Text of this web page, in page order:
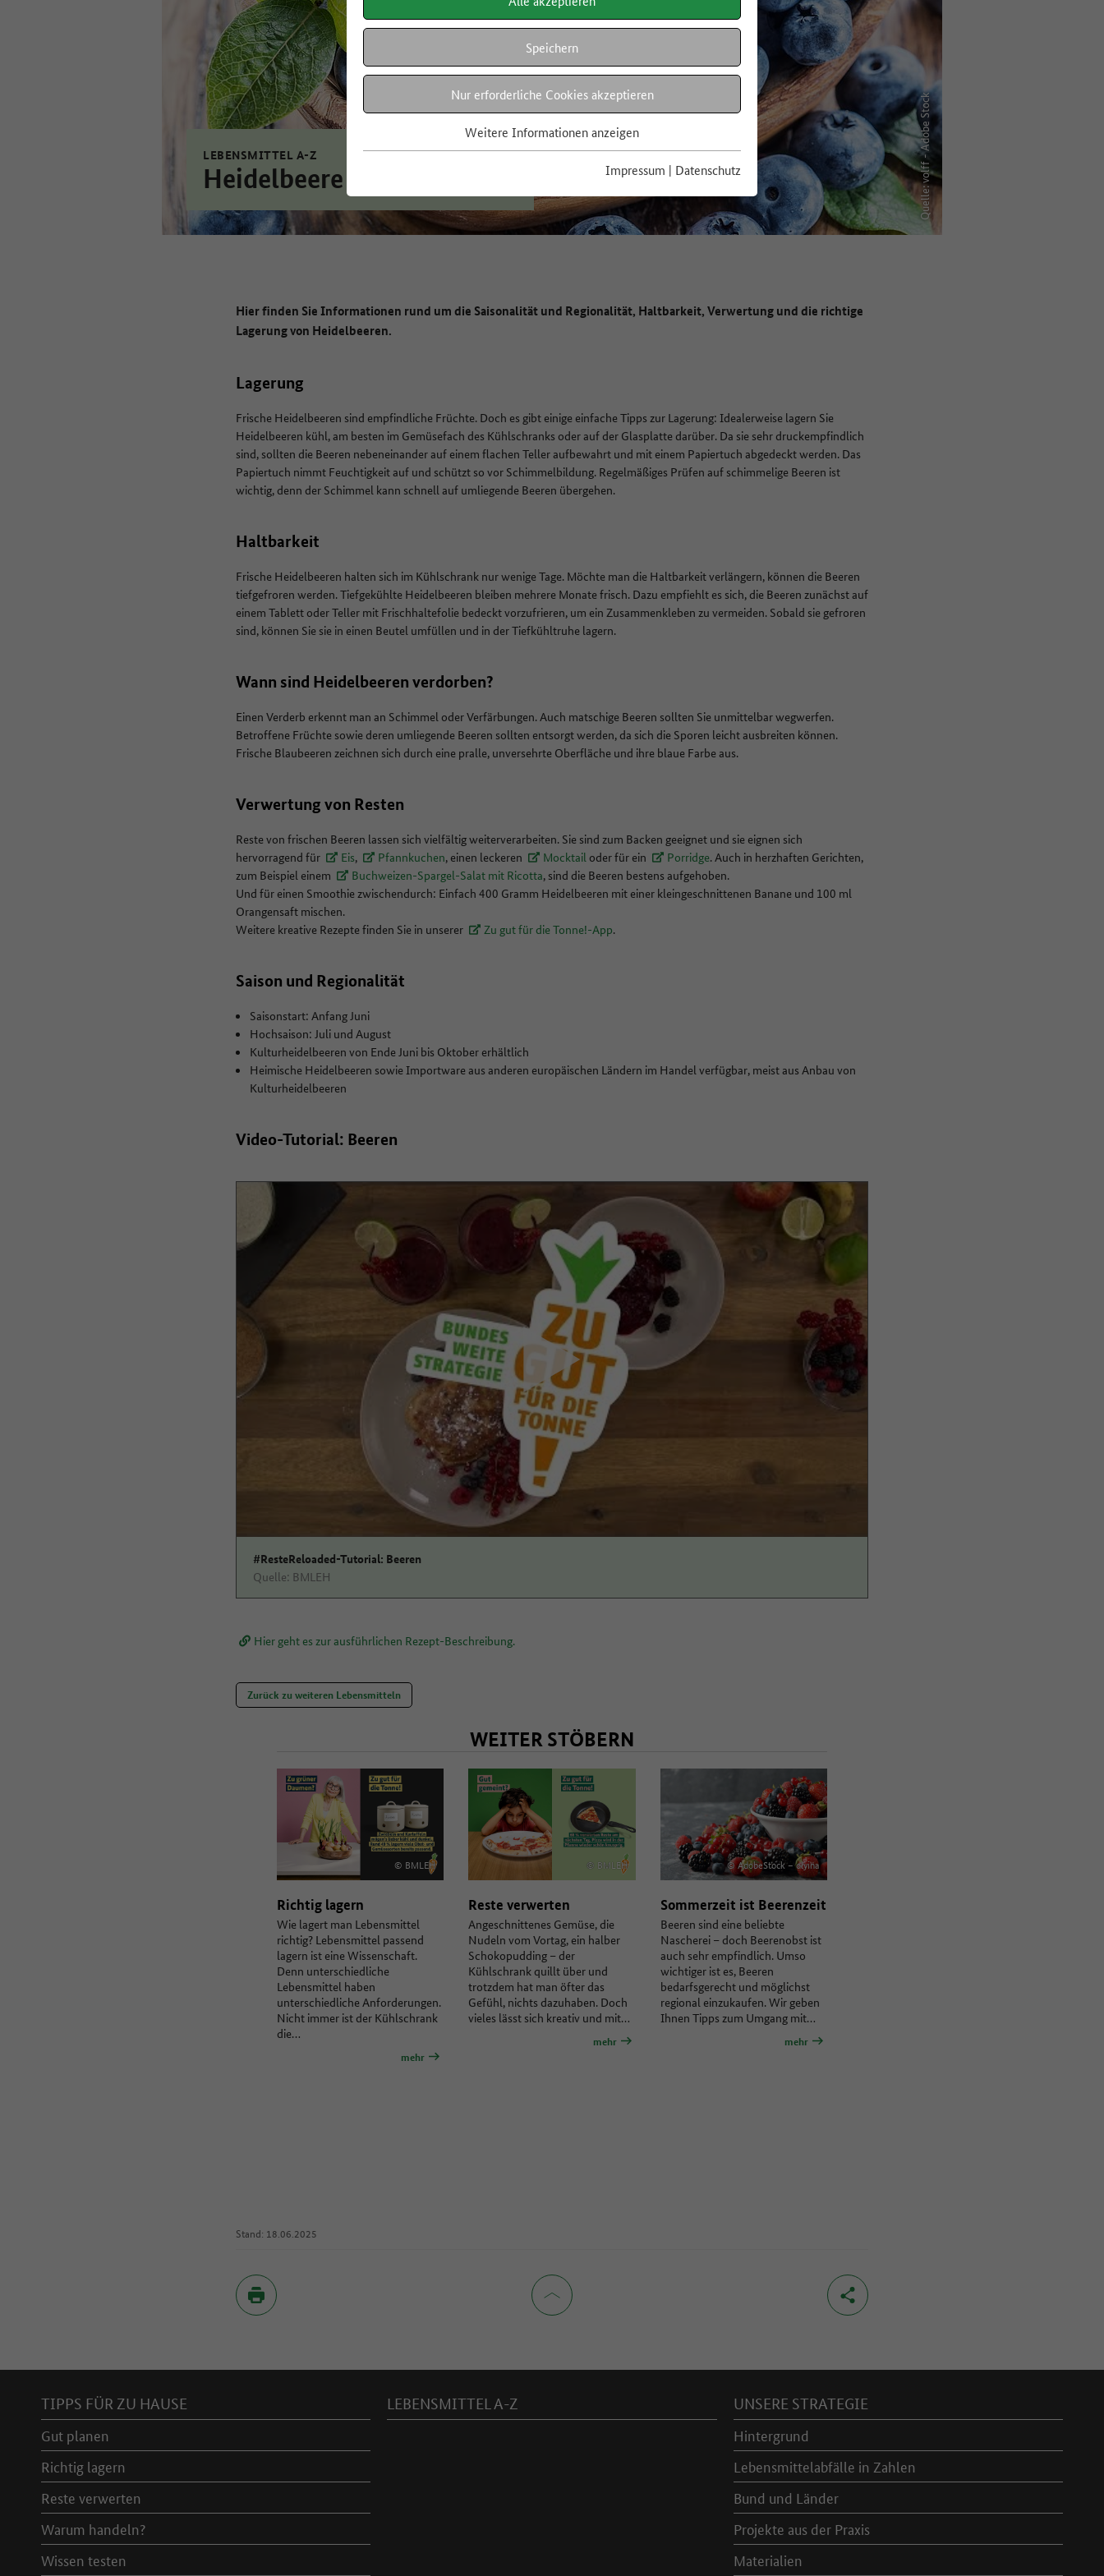
Speichern
Nur erforderliche Cookies akzeptieren
Weitere Informationen anzeigen
Impressum | Datenschutz
LEBENSMITTEL A-Z
Heidelbeere Quelle: volff - Adobe Stock
Hier finden Sie Informationen rund um die Saisonalität und Regionalität, Haltbarkeit, Verwertung und die richtige
Lagerung von Heidelbeeren.
Lagerung
Frische Heidelbeeren sind empfindliche Früchte. Doch es gibt einige einfache Tipps zur Lagerung: Idealerweise lagern Sie
Heidelbeeren kühl, am besten im Gemüsefach des Kühlschranks oder auf der Glasplatte darüber. Da sie sehr druckempfindlich
sind, sollten die Beeren nebeneinander auf einem flachen Teller aufbewahrt und mit einem Papiertuch abgedeckt werden. Das
Papiertuch nimmt Feuchtigkeit auf und schützt so vor Schimmelbildung. Regelmäßiges Prüfen auf schimmelige Beeren ist
wichtig, denn der Schimmel kann schnell auf umliegende Beeren übergehen.
Haltbarkeit
Frische Heidelbeeren halten sich im Kühlschrank nur wenige Tage. Möchte man die Haltbarkeit verlängern, können die Beeren
tiefgefroren werden. Tiefgekühlte Heidelbeeren bleiben mehrere Monate frisch. Dazu empfiehlt es sich, die Beeren zunächst auf
einem Tablett oder Teller mit Frischhaltefolie bedeckt vorzufrieren, um ein Zusammenkleben zu vermeiden. Sobald sie gefroren
sind, können Sie sie in einen Beutel umfüllen und in der Tiefkühltruhe lagern.
Wann sind Heidelbeeren verdorben?
Einen Verderb erkennt man an Schimmel oder Verfärbungen. Auch matschige Beeren sollten Sie unmittelbar wegwerfen.
Betroffene Früchte sowie deren umliegende Beeren sollten entsorgt werden, da sich die Sporen leicht ausbreiten können.
Frische Blaubeeren zeichnen sich durch eine pralle, unversehrte Oberfläche und ihre blaue Farbe aus.
Verwertung von Resten
Reste von frischen Beeren lassen sich vielfältig weiterverarbeiten. Sie sind zum Backen geeignet und sie eignen sich
hervorragend für
Eis, Pfannkuchen, einen leckeren Mocktail oder für ein Porridge. Auch in herzhaften Gerichten,
zum Beispiel einem
Buchweizen-Spargel-Salat mit Ricotta, sind die Beeren bestens aufgehoben.
Und für einen Smoothie zwischendurch: Einfach 400 Gramm Heidelbeeren mit einer kleingeschnittenen Banane und 100 ml
Orangensaft mischen.
Weitere kreative Rezepte finden Sie in unserer
Zu gut für die Tonne!-App.
Saison und Regionalität
Saisonstart: Anfang Juni
Hochsaison: Juli und August
Kulturheidelbeeren von Ende Juni bis Oktober erhältlich
Heimische Heidelbeeren sowie Importware aus anderen europäischen Ländern im Handel verfügbar, meist aus Anbau von
Kulturheidelbeeren
Video-Tutorial: Beeren
#ResteReloaded-Tutorial: Beeren
Quelle: BMLEH
Hier geht es zur ausführlichen Rezept-Beschreibung.
Zurück zu weiteren Lebensmitteln
WEITER STÖBERN
© BMLEH
Richtig lagern
Wie lagert man Lebensmittel
richtig? Lebensmittel passend
lagern ist eine Wissenschaft.
Denn unterschiedliche
Lebensmittel haben
unterschiedliche Anforderungen.
Nicht immer ist der Kühlschrank
die…
mehr
© BMLEH
Reste verwerten
Angeschnittenes Gemüse, die
Nudeln vom Vortag, ein halber
Schokopudding – der
Kühlschrank quillt über und
trotzdem hat man öfter das
Gefühl, nichts dazuhaben. Doch
vieles lässt sich kreativ und mit…
mehr
© AdobeStock – olyina
Sommerzeit ist Beerenzeit
Beeren sind eine beliebte
Nascherei – doch Beerenobst ist
auch sehr empfindlich. Umso
wichtiger ist es, Beeren
bedarfsgerecht und möglichst
regional einzukaufen. Wir geben
Ihnen Tipps zum Umgang mit…
mehr
Stand: 18.06.2025
TIPPS FÜR ZU HAUSE
Gut planen
Richtig lagern
Reste verwerten
Warum handeln?
Wissen testen
LEBENSMITTEL A-Z
UNSERE STRATEGIE
Hintergrund
Lebensmittelabfälle in Zahlen
Bund und Länder
Projekte aus der Praxis
Materialien